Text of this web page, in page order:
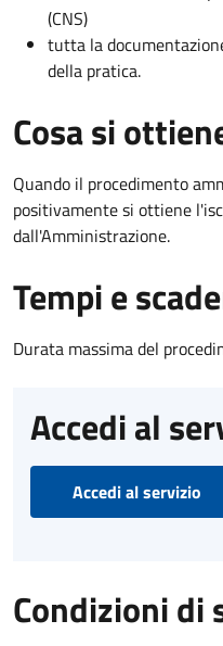
(CNS)
tutta la
della pratica.
Cosa si
Quando il procedimento
positivamente si ottiene
dall'Amministrazione.
Tempi e
Durata massima del
Accedi al
Accedi al servizio
Condizioni di